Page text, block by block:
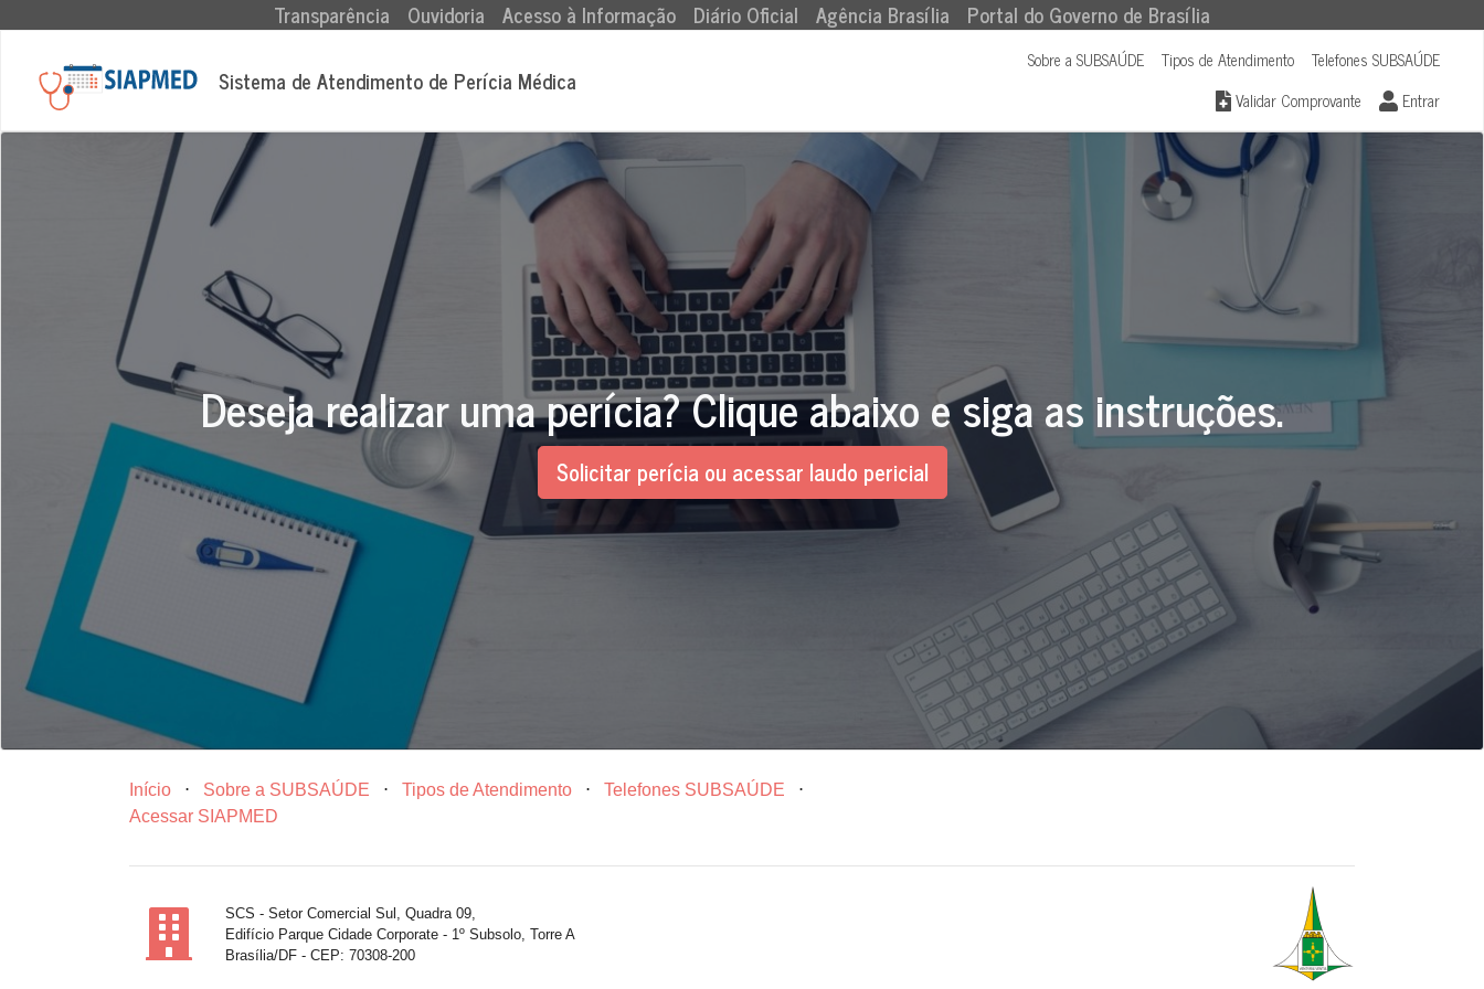
Transparência (current)
Ouvidoria Acesso à Informação Diário Oficial Agência Brasília Portal do Governo de Brasília
Sistema de Atendimento de Perícia Médica
Sobre a SUBSAÚDE Tipos de Atendimento
Telefones SUBSAÚDE
Validar Comprovante
Entrar
Deseja realizar uma perícia? Clique abaixo e siga as instruções.
Solicitar perícia ou acessar laudo pericial
Início ⋅ Sobre a SUBSAÚDE ⋅ Tipos de Atendimento ⋅ Telefones SUBSAÚDE
⋅
Acessar SIAPMED
SCS - Setor Comercial Sul, Quadra 09,
Edifício Parque Cidade Corporate - 1º Subsolo, Torre A
Brasília/DF - CEP: 70308-200